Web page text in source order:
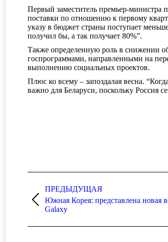
Первый заместитель премьер-министра
поставки по отношению к первому
указу в бюджет страны поступает
получил бы, а так получает 80%”.
Также определенную роль в снижении
госпрограммами, направленными на
выполнению социальных проектов.
Плюс ко всему – запоздалая весна.
важно для Беларуси, поскольку Россия
по
записям
ПРЕДЫДУЩАЯ
Предыдущая
запись:
Южная Корея: представлена новая
Galaxy